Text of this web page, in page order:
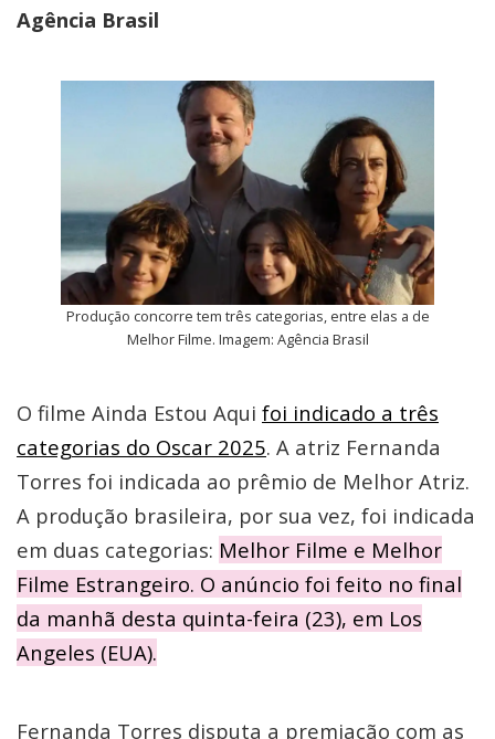
Agência Brasil
Produção concorre tem três categorias, entre elas a de
Melhor Filme. Imagem: Agência Brasil
O filme Ainda Estou Aqui foi indicado a três
categorias do Oscar 2025. A atriz Fernanda
Torres foi indicada ao prêmio de Melhor Atriz.
A produção brasileira, por sua vez, foi indicada
em duas categorias: Melhor Filme e Melhor
Filme Estrangeiro. O anúncio foi feito no final
da manhã desta quinta-feira (23), em Los
Angeles (EUA).
Fernanda Torres disputa a premiação com as